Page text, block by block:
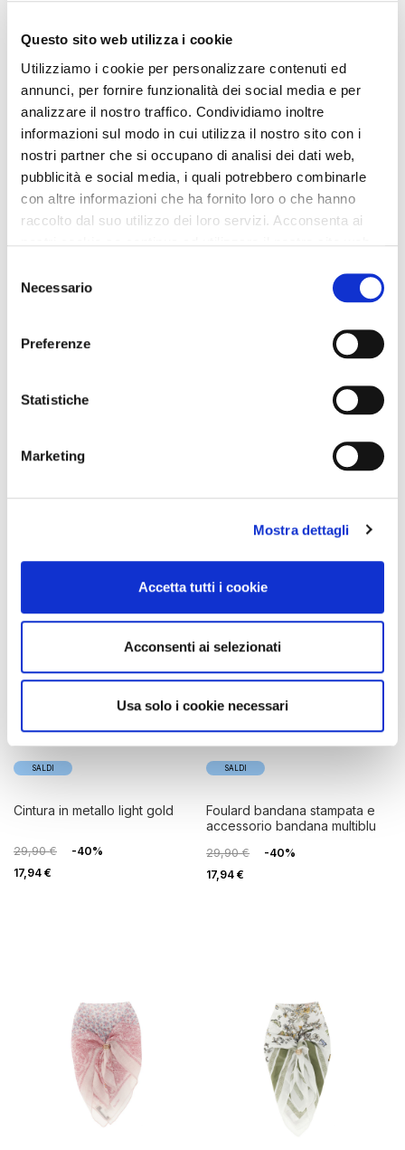
Questo sito web utilizza i cookie
Utilizziamo i cookie per personalizzare contenuti ed
annunci, per fornire funzionalità dei social media e per
analizzare il nostro traffico. Condividiamo inoltre
informazioni sul modo in cui utilizza il nostro sito con i
nostri partner che si occupano di analisi dei dati web,
pubblicità e social media, i quali potrebbero combinarle
con altre informazioni che ha fornito loro o che hanno
raccolto dal suo utilizzo dei loro servizi. Acconsenta ai
delNecessario
Preferenze
Statistiche
Marketing
Mostra dettagli
Accetta tutti i cookie
Acconsenti ai selezionati
Usa solo i cookie necessari
27,00 €
27,00 €
27,00 €
SALDI
cintura in metallo light gold
29,90 €
-40%
17,94 €
SALDI
foulard bandana stampata e
accessorio bandana multiblu
29,90 €
-40%
17,94 €